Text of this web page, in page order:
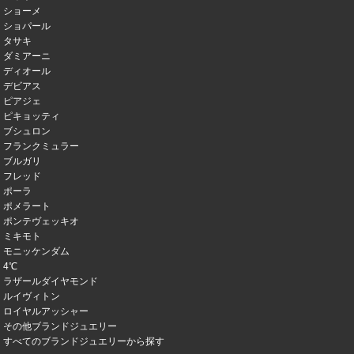
ショーメ
ショパール
タサキ
ダミアーニ
ディオール
デビアス
ピアジェ
ピキョッティ
ブシュロン
フランクミュラー
ブルガリ
フレッド
ポーラ
ポメラート
ポンテヴェッキオ
ミキモト
モニッケンダム
4℃
ラザールダイヤモンド
ルイヴィトン
ロイヤルアッシャー
その他ブランドジュエリー
すべてのブランドジュエリーから探す